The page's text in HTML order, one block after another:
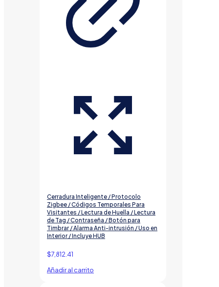
Cerradura Inteligente / Protocolo
Zigbee / Códigos Temporales Para
Visitantes / Lectura de Huella / Lectura
de Tag / Contraseña / Botón para
Timbrar / Alarma Anti-intrusión / Uso en
Interior / Incluye HUB
$7,812.41
Añadir al carrito